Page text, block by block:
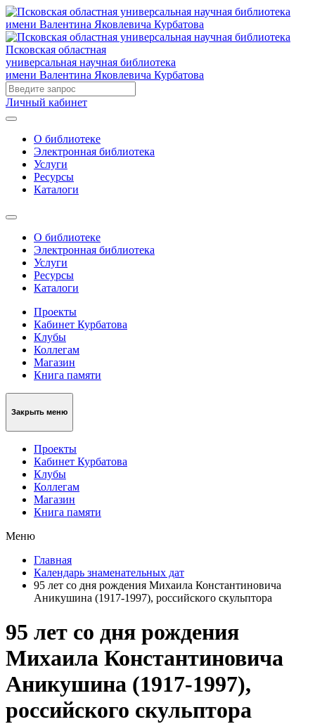
Псковская областная
универсальная научная библиотека
имени Валентина Яковлевича Курбатова
Личный кабинет
О библиотеке
Электронная библиотека
Услуги
Ресурсы
Каталоги
О библиотеке
Электронная библиотека
Услуги
Ресурсы
Каталоги
Проекты
Кабинет Курбатова
Клубы
Коллегам
Магазин
Книга памяти
Закрыть меню
Проекты
Кабинет Курбатова
Клубы
Коллегам
Магазин
Книга памяти
Меню
Главная
Календарь знаменательных дат
95 лет со дня рождения Михаила Константиновича
Аникушина (1917-1997), российского скульптора
95 лет со дня рождения
Михаила Константиновича
Аникушина (1917-1997),
российского скульптора